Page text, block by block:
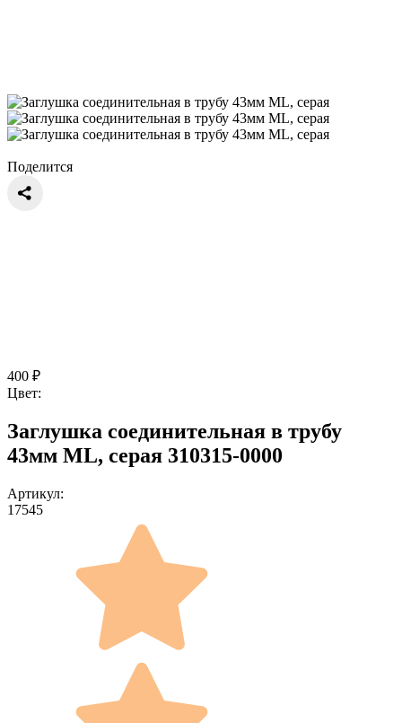
Поделится
400 ₽
Цвет:
Заглушка соединительная в трубу
43мм ML, серая 310315-0000
Артикул:
17545